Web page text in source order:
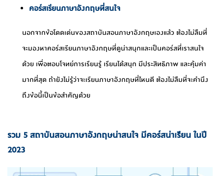
คอร์สเรียนภาษาอังกฤษที่สนใจ
นอกจากข้อโดดเด่นของสถาบันสอนภาษาอังกฤษเองแล้ว ต้องไม่ลืมที่
จะมองหาคอร์สเรียนภาษาอังกฤษที่ดูน่าสนุกและเป็นคอร์สที่เราสนใจ
ด้วย เพื่อตอบโจทย์การเรียนรู้ เรียนได้สนุก มีประสิทธิภาพ และคุ้มค่า
มากที่สุด ถ้ายังไม่รู้ว่าจะเรียนภาษาอังกฤษที่ไหนดี ต้องไม่ลืมที่จะคำนึง
ถึงข้อนี้เป็นข้อสำคัญด้วย
รวม 5 สถาบันสอนภาษาอังกฤษน่าสนใจ มีคอร์สน่าเรียน ในปี
2023